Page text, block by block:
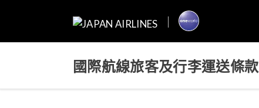
國際航線旅客及行李運送條款